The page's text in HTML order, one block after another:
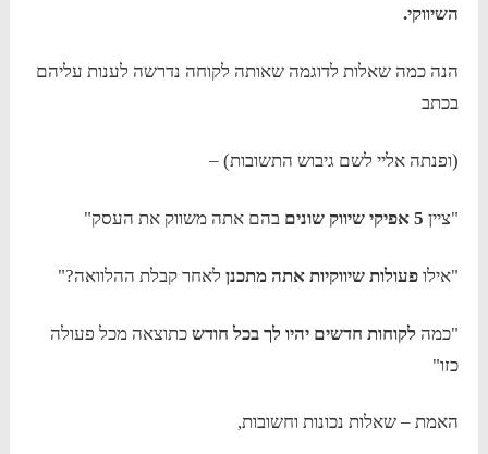
השיווקי.
הנה כמה שאלות לדוגמה שאותה לקוחה נדרשה לענות עליהם
בכתב
(ופנתה אליי לשם גיבוש התשובות) –
"ציין 5 אפיקי שיווק שונים בהם אתה משווק את העסק"
"אילופעולות שיווקיות אתה מתכנן לאחר קבלת ההלוואה?"
"כמה לקוחות חדשים יהיו לך בכל חודש כתוצאה מכל פעולה
כזו"
האמת – שאלות נכונות וחשובות,